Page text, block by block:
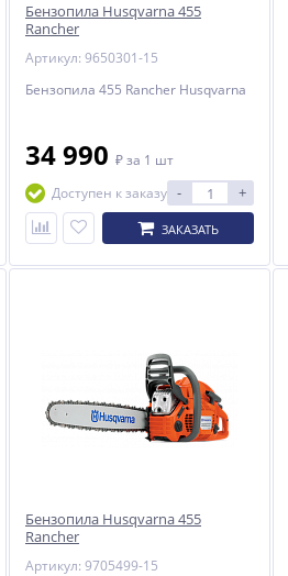
Бензопила Husqvarna 455
Rancher
Артикул: 9650301-15
Бензопила 455 Rancher Husqvarna
34 990 ₽за 1 шт
Доступен к заказу - +
ЗАКАЗАТЬ
Бензопила Husqvarna 455
Rancher
Артикул: 9705499-15